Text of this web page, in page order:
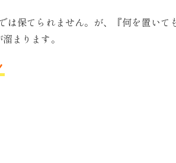
は保てられません。が、『何を置いて
まります。